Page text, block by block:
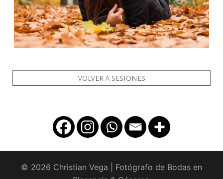
volver a sesiones
© 2026 Christian Vega | Fotógrafo de Bodas en